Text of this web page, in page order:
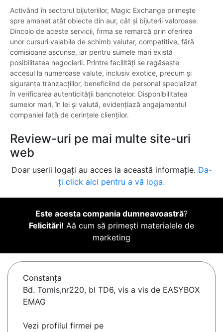
Activând în sectorul bijuteriilor, Magic Exchange primește
spre amanet atât obiecte din aur, cât și bijuterii valoroase.
Dincolo de aceste servicii, firma se remarcă prin oferirea
unor cursuri valabile de schimb valutar, competitive, fără
comisioane ascunse, iar pentru sumele mari există
posibilitatea negocierii. Printre facilități se regăsește
accesul la numeroase valute, inclusiv exotice, precum și
siguranța tranzacțiilor, beneficiind de personal specializat
în verificarea autenticității bancnotelor. Disponibilitatea
sumelor mari, în lei și valută, evidențiază angajamentul
companiei față de cerințele clienților.
Review-uri pe mai multe site-uri
web
Doar userii logați au acces la această informație. Da-
ți click aici pentru a vă loga.
Este acesta compania dumneavoastră?
Felicitări! Aă cum să primești materialele de
marketing
Constanţa
Bd. Tomis,nr220, bl TD6, vis a vis de EASYBOX
EMAG
Vezi profilul firmei pe